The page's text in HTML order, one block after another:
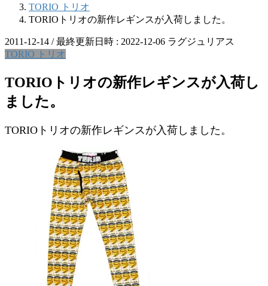
TORIO トリオ
TORIOトリオの新作レギンスが入荷しました。
2011-12-14 / 最終更新日時 : 2022-12-06 ラグジュリアス
TORIO トリオ
TORIOトリオの新作レギンスが入荷し
ました。
TORIOトリオの新作レギンスが入荷しました。